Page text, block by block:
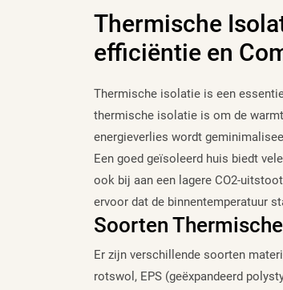
Thermische
efficiëntie en
Thermische isolatie is een
thermische isolatie is om de
energieverlies wordt
Een goed geïsoleerd huis biedt
ook bij aan een lagere CO2-
ervoor dat de binnentemperatuur
Soorten
Er zijn verschillende soorten
rotswol, EPS (geëxpandeerd